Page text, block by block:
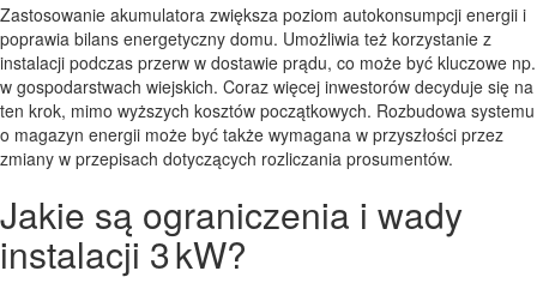
Zastosowanie akumulatora zwiększa poziom autokonsumpcji energii i
poprawia bilans energetyczny domu. Umożliwia też korzystanie z
instalacji podczas przerw w dostawie prądu, co może być kluczowe np.
w gospodarstwach wiejskich. Coraz więcej inwestorów decyduje się na
ten krok, mimo wyższych kosztów początkowych. Rozbudowa systemu
o magazyn energii może być także wymagana w przyszłości przez
zmiany w przepisach dotyczących rozliczania prosumentów.
Jakie są ograniczenia i wady
instalacji 3 kW?